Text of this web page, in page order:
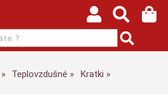
Teplovzdušné
Kratki